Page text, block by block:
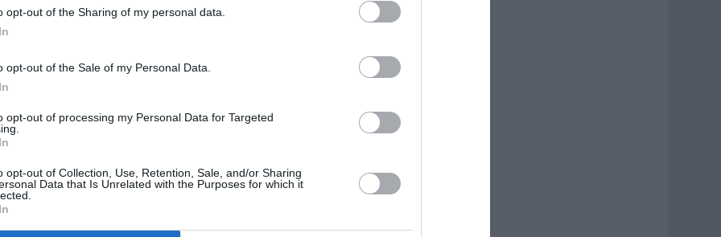
opt-out of the Sharing of my personal data.
opt-out of the Sale of my Personal Data.
opt-out of processing my Personal Data for Targeted
opt-out of Collection, Use, Retention, Sale, and/or Sharing
Data that Is Unrelated with the Purposes for which it
condamnate definitiv în
au profitat slăbiciunea legislaţiei din
au ales Italia, ţară unde trăiesc şi
care au trebuit să îndure această ruşine.